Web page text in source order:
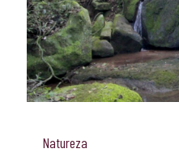
Natureza